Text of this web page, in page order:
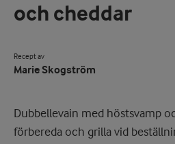
och cheddar
Recept av
Marie Skogström
Dubbellevain med höstsvamp
förbereda och grilla vid